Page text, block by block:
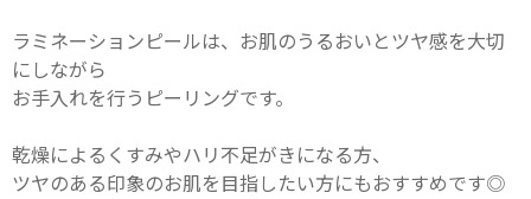
ラミネーションピールは、お肌のうるおいとツヤ感を大切
にしながら
お手入れを行うピーリングです。
乾燥によるくすみやハリ不足がきになる方、
ツヤのある印象のお肌を目指したい方にもおすすめです◎